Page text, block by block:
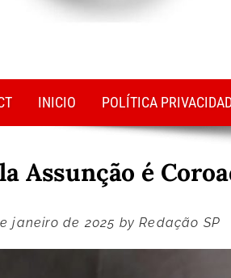
INICIO POLÍTICA
Assunção é
janeiro de 2025 byRedação SP